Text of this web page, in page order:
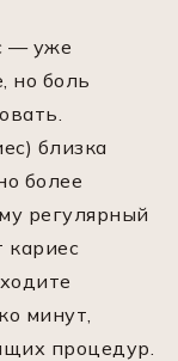
— уже
но боль
близка
более
регулярный
кариес
минут,
процедур.